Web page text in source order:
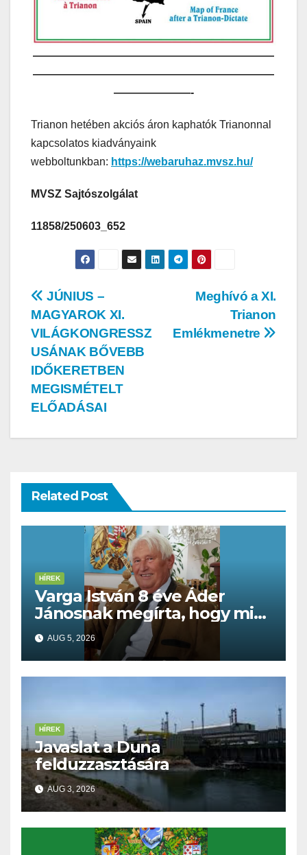
——————————————————————
——————————————————————
———————-
Trianon hetében akciós áron kaphatók Trianonnal
kapcsolatos kiadványaink
webboltunkban: https://webaruhaz.mvsz.hu/
MVSZ Sajtószolgálat
11858/250603_652
Meghívó a XI.
Trianon
Emlékmenetre
JÚNIUS –
MAGYAROK XI.
VILÁGKONGRESSZ
USÁNAK BŐVEBB
IDŐKERETBEN
MEGISMÉTELT
ELŐADÁSAI
Related Post
HÍREK
Varga István 8 éve Áder
Jánosnak megírta, hogy mit
kell tennünk a Dunával
AUG 5, 2026
HÍREK
Javaslat a Duna
felduzzasztására
AUG 3, 2026